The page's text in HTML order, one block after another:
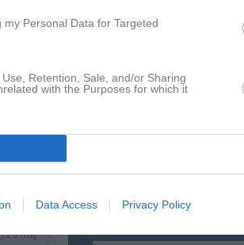
Personal Data for Targeted
Retention, Sale, and/or Sharing
with the Purposes for which it
Data Access Privacy Policy
29 maj
Facebook